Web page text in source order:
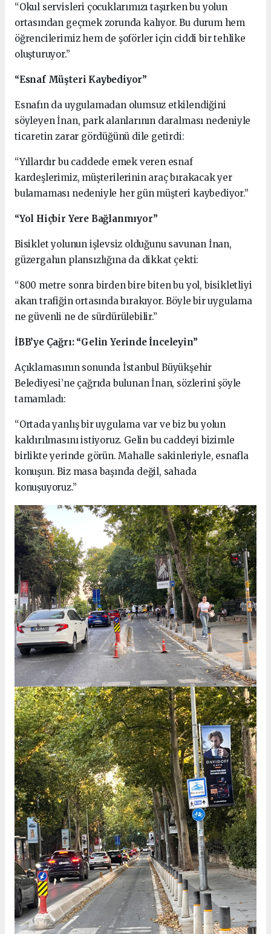
“Okul servisleri çocuklarımızı taşırken bu yolun
ortasından geçmek zorunda kalıyor. Bu durum hem
öğrencilerimiz hem de şoförler için ciddi bir tehlike
oluşturuyor.”
“Esnaf Müşteri Kaybediyor”
Esnafın da uygulamadan olumsuz etkilendiğini
söyleyen İnan, park alanlarının daralması nedeniyle
ticaretin zarar gördüğünü dile getirdi:
“Yıllardır bu caddede emek veren esnaf
kardeşlerimiz, müşterilerinin araç bırakacak yer
bulamaması nedeniyle her gün müşteri kaybediyor.”
“Yol Hiçbir Yere Bağlanmıyor”
Bisiklet yolunun işlevsiz olduğunu savunan İnan,
güzergahın plansızlığına da dikkat çekti:
“800 metre sonra birden bire biten bu yol, bisikletliyi
akan trafiğin ortasında bırakıyor. Böyle bir uygulama
ne güvenli ne de sürdürülebilir.”
İBB’ye Çağrı: “Gelin Yerinde İnceleyin”
Açıklamasının sonunda İstanbul Büyükşehir
Belediyesi’ne çağrıda bulunan İnan, sözlerini şöyle
tamamladı:
“Ortada yanlış bir uygulama var ve biz bu yolun
kaldırılmasını istiyoruz. Gelin bu caddeyi bizimle
birlikte yerinde görün. Mahalle sakinleriyle, esnafla
konuşun. Biz masa başında değil, sahada
konuşuyoruz.”